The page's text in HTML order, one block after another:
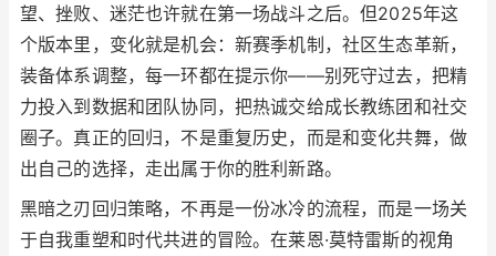
望、挫败、迷茫也许就在第一场战斗之后。但2025年这
个版本里，变化就是机会：新赛季机制，社区生态革新，
装备体系调整，每一环都在提示你——别死守过去，把精
力投入到数据和团队协同，把热诚交给成长教练团和社交
圈子。真正的回归，不是重复历史，而是和变化共舞，做
出自己的选择，走出属于你的胜利新路。
黑暗之刃回归策略，不再是一份冰冷的流程，而是一场关
于自我重塑和时代共进的冒险。在莱恩·莫特雷斯的视角